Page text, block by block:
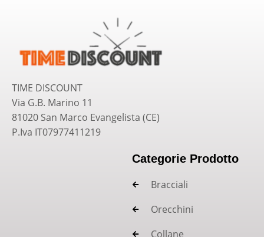
TIME DISCOUNT
Via G.B. Marino 11
81020 San Marco Evangelista (CE)
P.Iva IT07977411219
Categorie Prodotto
Bracciali
Orecchini
Collane